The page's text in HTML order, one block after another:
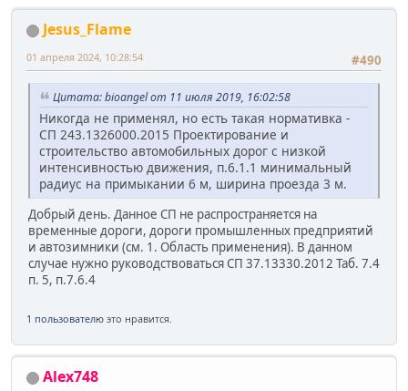
Jesus_Flame
#490
01 апреля 2024, 10:28:54
Цитата: bioangel от 11 июля 2019, 16:02:58
Никогда не применял, но есть такая нормативка -
СП 243.1326000.2015 Проектирование и
строительство автомобильных дорог с низкой
интенсивностью движения, п.6.1.1 минимальный
радиус на примыкании 6 м, ширина проезда 3 м.
Добрый день. Данное СП не распространяется на
временные дороги, дороги промышленных предприятий
и автозимники (см. 1. Область применения). В данном
случае нужно руководствоваться СП 37.13330.2012 Таб. 7.4
п. 5, п.7.6.4
1 пользователю это нравится.
Alex748